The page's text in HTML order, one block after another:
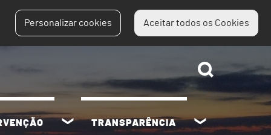
Personalizar cookies Aceitar todos os Cookies
TRANSPARÊNCIA